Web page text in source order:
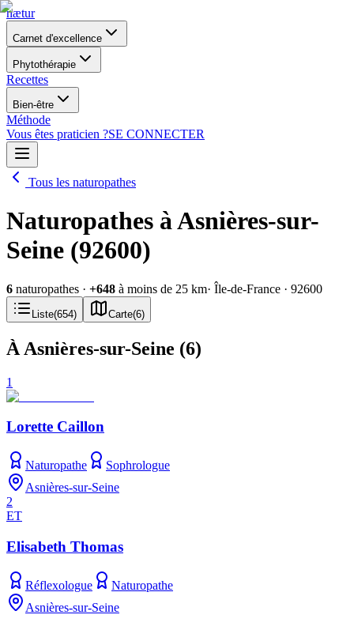
nætur
Carnet d'excellence
Phytothérapie
Recettes
Bien-être
Méthode
Vous êtes praticien ?SE CONNECTER
Tous les naturopathes
Naturopathes à Asnières-sur-
Seine (92600)
6 naturopathes · +648 à moins de 25 km· Île-de-France · 92600
Liste(654) Carte(6)
À Asnières-sur-Seine (6)
1
Lorette Caillon
Naturopathe
Sophrologue
Asnières-sur-Seine
2
ET
Elisabeth Thomas
Réflexologue
Naturopathe
Asnières-sur-Seine